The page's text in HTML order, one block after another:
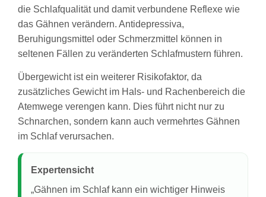
die Schlafqualität und damit verbundene Reflexe wie
das Gähnen verändern. Antidepressiva,
Beruhigungsmittel oder Schmerzmittel können in
seltenen Fällen zu veränderten Schlafmustern führen.
Übergewicht ist ein weiterer Risikofaktor, da
zusätzliches Gewicht im Hals- und Rachenbereich die
Atemwege verengen kann. Dies führt nicht nur zu
Schnarchen, sondern kann auch vermehrtes Gähnen
im Schlaf verursachen.
Expertensicht
„Gähnen im Schlaf kann ein wichtiger Hinweis